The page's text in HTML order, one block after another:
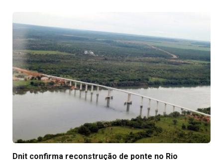
Dnit confirma reconstrução de ponte no Rio